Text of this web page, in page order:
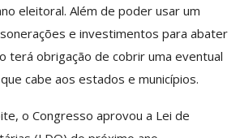
eleitoral. Além de poder usar um
e investimentos para abater
terá obrigação de cobrir uma eventual
cabe aos estados e municípios.
o Congresso aprovou a Lei de